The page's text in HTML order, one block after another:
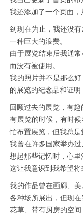
我还添加了一个页面，
到现在为止，我还没
一种巨大的浪费。
由于展览结束后我通
而没有被使用。
我的照片并不是那么
的展览的纪念品和证明
回顾过去的展览，有趣
有展览的时候，有时
忙布置展览，但我总是
我曾在许多国家举办
想起那些记忆时，心里
这让我意识到我希望将
我的作品曾在画廊、
各种场所展出，但现
花草、带有厨房的空